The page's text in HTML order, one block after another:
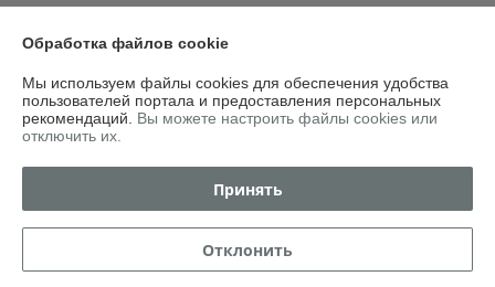
Обработка файлов cookie
Мы используем файлы cookies для обеспечения удобства
пользователей портала и предоставления персональных
рекомендаций. Вы можете настроить файлы cookies или
отключить их.
Принять
Отклонить